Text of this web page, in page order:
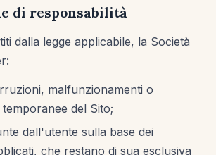
di responsabilità
dalla legge applicabile, la Società
malfunzionamenti o
del Sito;
dall'utente sulla base dei
che restano di sua esclusiva